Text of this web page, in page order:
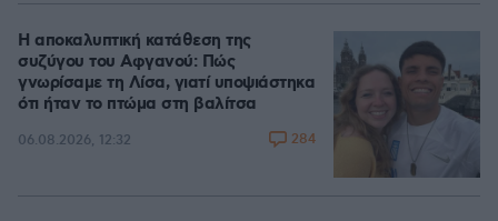
Η αποκαλυπτική κατάθεση της
συζύγου του Αφγανού: Πώς
γνωρίσαμε τη Λίσα, γιατί υποψιάστηκα
ότι ήταν το πτώμα στη βαλίτσα
06.08.2026, 12:32 284